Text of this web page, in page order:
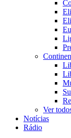
Ver
Notícias
Rádio